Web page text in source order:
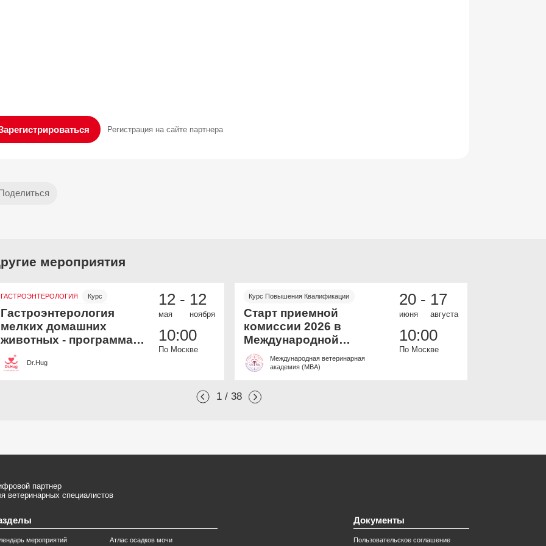
Регистрация на сайте партнера
мероприятия
ГАСТРОЭНТЕРОЛОГИЯ
Курс
Онлайн и офлайн
Бесплатно
Гастроэнтерология
мелких домашних
животных - программа
дополнительной
профессиональной
Dr.Hug
12 -
мая
12
ноября
10:00
По Москве
Курс Повышения Квалификации
Онлайн и офлайн
Бесплатно
Старт приемной
комиссии 2026 в
Международной
Ветеринарной
Академии.
Международная ветеринарная
академия (МВА)
20 -
июня
17
августа
10:00
По Москве
1 / 38
партнер
ветеринарных специалистов
мероприятий Атлас осадков мочи
Документы
Пользовательское соглашение